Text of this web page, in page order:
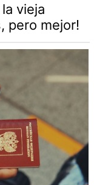
vieja
pero mejor!